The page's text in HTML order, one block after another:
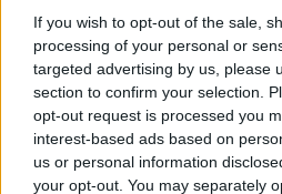
If you wish to opt-out of the sale,
processing of your personal or
targeted advertising by us, please
section to confirm your selection.
opt-out request is processed you
interest-based ads based on
us or personal information
your opt-out. You may separately